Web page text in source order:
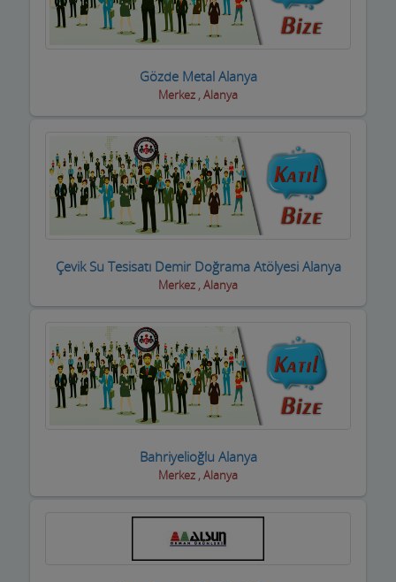
Basın ve Medya
Bebek ve Çocuk Mağazası
Benzin istasyonları(Petroller)
Berberler
Beyaz Eşya Mağazaları
Bijuteri Parfümeri Ürünleri
Bisiklet Satış ve Tamircisi
Bobinajcılar
Cam, Ayna Ürünleri
Çatı Kaplama firmaları
Gözde Metal Alanya
Merkez , Alanya
Çevik Su Tesisatı Demir Doğrama Atölyesi Alanya
Merkez , Alanya
Bahriyelioğlu Alanya
Merkez , Alanya